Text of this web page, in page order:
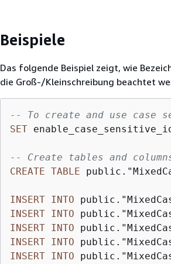
Beispiele
Das folgende Beispiel zeigt, wie
die Groß-/Kleinschreibung beachtet
-- To create and use case
SET
-- Create tables and
CREATE TABLE
INSERT INTO
INSERT INTO
INSERT INTO
INSERT INTO
INSERT INTO